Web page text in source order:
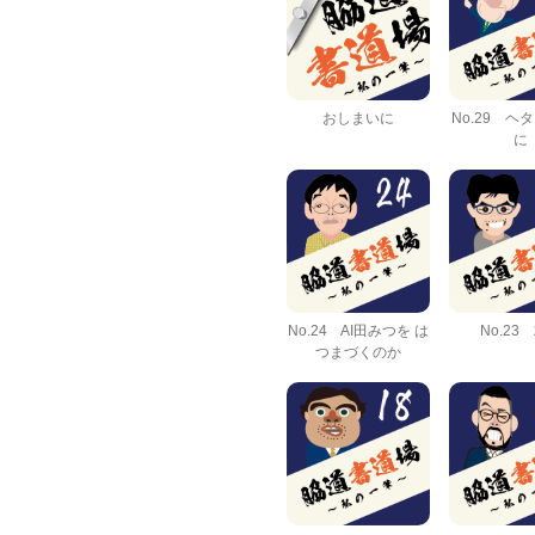
おしまいに
No.29 ヘタ
に
No.24 AI田みつを は
つまづくのか
No.23